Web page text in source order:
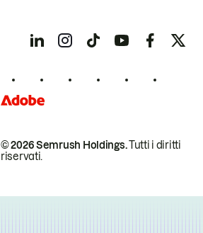
© 2026 Semrush Holdings.Tutti i diritti
riservati.